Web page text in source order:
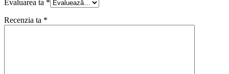
Evaluarea ta *
Recenzia ta *